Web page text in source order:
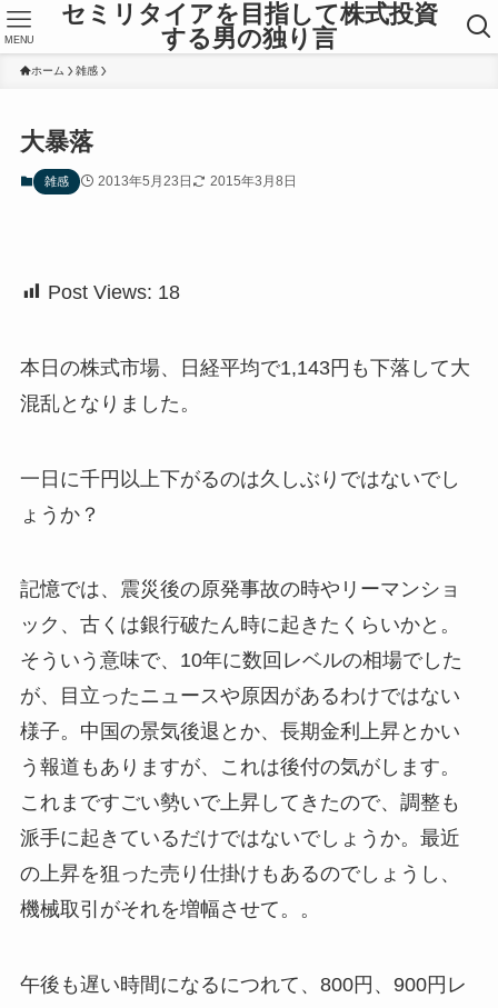
セミリタイアを目指して株式投資
する男の独り言
MENU
ホーム 雑感
大暴落
雑感 2013年5月23日 2015年3月8日
Post Views: 18
本日の株式市場、日経平均で1,143円も下落して大
混乱となりました。
一日に千円以上下がるのは久しぶりではないでし
ょうか？
記憶では、震災後の原発事故の時やリーマンショ
ック、古くは銀行破たん時に起きたくらいかと。
そういう意味で、10年に数回レベルの相場でした
が、目立ったニュースや原因があるわけではない
様子。中国の景気後退とか、長期金利上昇とかい
う報道もありますが、これは後付の気がします。
これまですごい勢いで上昇してきたので、調整も
派手に起きているだけではないでしょうか。最近
の上昇を狙った売り仕掛けもあるのでしょうし、
機械取引がそれを増幅させて。。
午後も遅い時間になるにつれて、800円、900円レ